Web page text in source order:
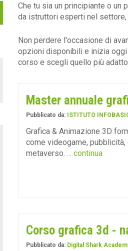
Che tu sia un principiante o
da istruttori esperti nel
Non perdere l'occasione di
opzioni disponibili e inizia
corso e scegli quello più
Master annuale
Pubblicato da: ISTITUTO
Grafica & Animazione 3D
come videogame, pubblicità,
metaverso. ... continua
Corso grafica 3d -
Pubblicato da: Digital Shark